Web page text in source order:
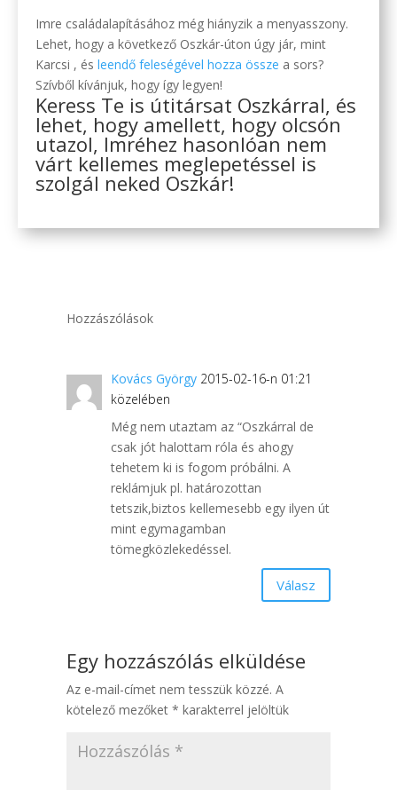
Imre családalapításához még hiányzik a menyasszony.
Lehet, hogy a következő Oszkár-úton úgy jár, mint
Karcsi , és leendő feleségével hozza össze a sors?
Szívből kívánjuk, hogy így legyen!
Keress Te is útitársat Oszkárral, és
lehet, hogy amellett, hogy olcsón
utazol, Imréhez hasonlóan nem
várt kellemes meglepetéssel is
szolgál neked Oszkár!
Hozzászólások
Kovács György 2015-02-16-n 01:21
közelében
Még nem utaztam az “Oszkárral de
csak jót halottam róla és ahogy
tehetem ki is fogom próbálni. A
reklámjuk pl. határozottan
tetszik,biztos kellemesebb egy ilyen út
mint egymagamban
tömegközlekedéssel.
Válasz
Egy hozzászólás elküldése
Az e-mail-címet nem tesszük közzé. A
kötelező mezőket * karakterrel jelöltük